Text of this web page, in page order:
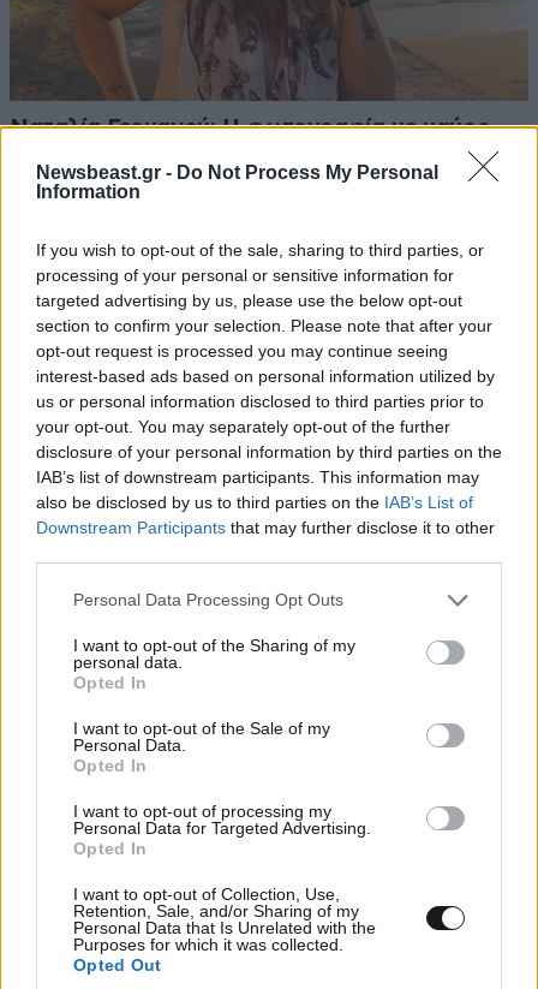
Newsbeast.gr - Do Not Process My Personal
Information
If you wish to opt-out of the sale, sharing to third parties, or
processing of your personal or sensitive information for
targeted advertising by us, please use the below opt-out
section to confirm your selection. Please note that after your
opt-out request is processed you may continue seeing
interest-based ads based on personal information utilized by
us or personal information disclosed to third parties prior to
your opt-out. You may separately opt-out of the further
disclosure of your personal information by third parties on the
IAB’s list of downstream participants. This information may
also be disclosed by us to third parties on the IAB’s List of
Downstream Participants that may further disclose it to other
Please note that this website/app uses one or more Google
not limited to your visit or usage behaviour. You may click to
grant or deny consent to Google and its third-party tags to
use your data for below specified purposes in below Google
consent section.
Personal Data Processing Opt Outs
I want to opt-out of the Sharing of my
personal data.
Opted In
I want to opt-out of the Sale of my
Personal Data.
Opted In
I want to opt-out of processing my
Personal Data for Targeted Advertising.
Opted In
I want to opt-out of Collection, Use,
Retention, Sale, and/or Sharing of my
Personal Data that Is Unrelated with the
Purposes for which it was collected.
Opted Out
Ναταλία Γερμανού: Η φωτογραφία με μαύρο
της στα Χανιά – Δείτε βίντεο και φωτογραφίες